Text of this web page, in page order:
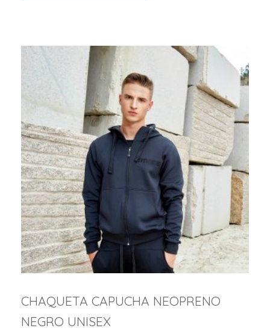
CHAQUETA CAPUCHA NEOPRENO
NEGRO UNISEX